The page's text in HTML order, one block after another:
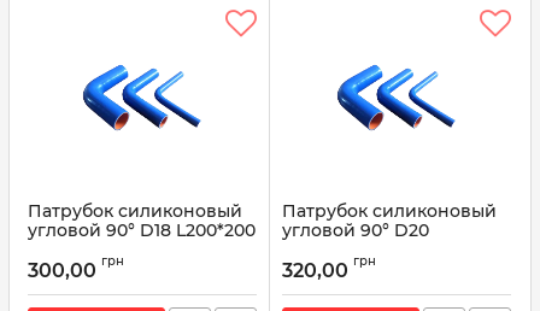
Патрубок силиконовый
угловой 90° D18 L200*200
300,00 грн
Патрубок силиконовый
угловой 90° D20
Артикул: 90° D20 L200*200
320,00 грн